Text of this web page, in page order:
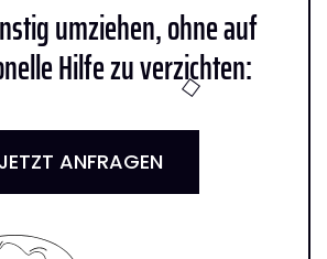
umziehen, ohne auf
Hilfe zu verzichten:
JETZT ANFRAGEN